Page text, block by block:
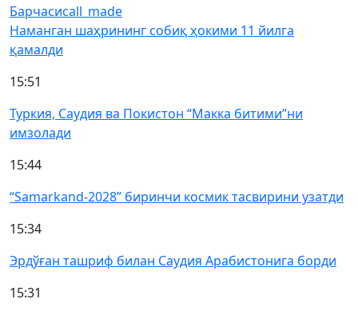
Барчасиcall_made
Наманган шаҳрининг собиқ ҳокими 11 йилга
қамалди
15:51
Туркия, Саудия ва Покистон “Макка битими”ни
имзолади
15:44
“Samarkand-2028” биринчи космик тасвирини узатди
15:34
Эрдўған ташриф билан Саудия Арабистонига борди
15:31